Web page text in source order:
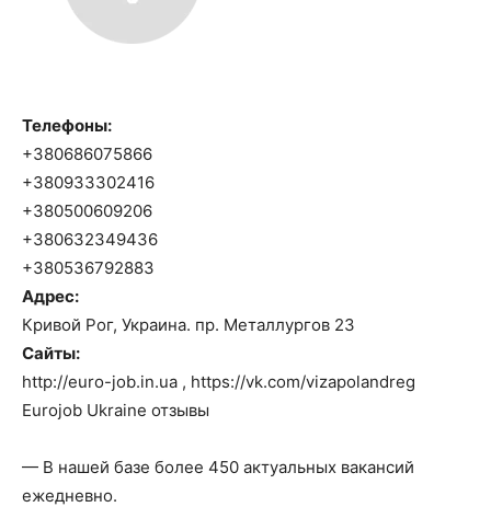
Телефоны:
+380686075866
+380933302416
+380500609206
+380632349436
+380536792883
Адрес:
Кривой Рог, Украина. пр. Металлургов 23
Сайты:
http://euro-job.in.ua , https://vk.com/vizapolandreg
Eurojob Ukraine отзывы
— В нашей базе более 450 актуальных вакансий
ежедневно.